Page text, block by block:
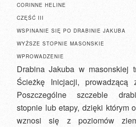
CORINNE HELINE
CZĘŚĆ III
WSPINANIE SIĘ PO DRABINIE JAKUBA
WYŻSZE STOPNIE MASONSKIE
WPROWADZENIE
Drabina Jakuba w masonskiej
Ścieżkę Inicjacji,
Poszczególne szczeble
stopnie lub etapy, dzięki którym
wznosi się z poziomów